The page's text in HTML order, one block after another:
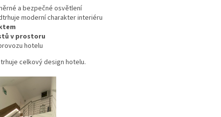
a bezpečné osvětlení
moderní charakter interiéru
v prostoru
hotelu
celkový design hotelu.